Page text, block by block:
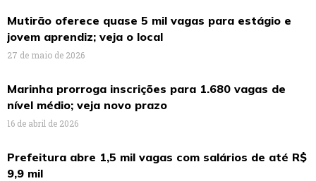
Mutirão oferece quase 5 mil vagas para estágio e
jovem aprendiz; veja o local
27 de maio de 2026
Marinha prorroga inscrições para 1.680 vagas de
nível médio; veja novo prazo
16 de abril de 2026
Prefeitura abre 1,5 mil vagas com salários de até R$
9,9 mil